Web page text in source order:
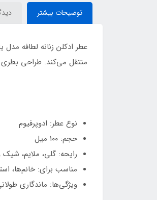
توضیحات بیشتر
منتقل می‌کند. طراحی
نوع عطر: ادوپرفیوم
حجم: ۱۰۰ میل
رایحه: گلی، ملایم،
مناسب برای: خانم‌ها،
ویژگی‌ها: ماندگاری